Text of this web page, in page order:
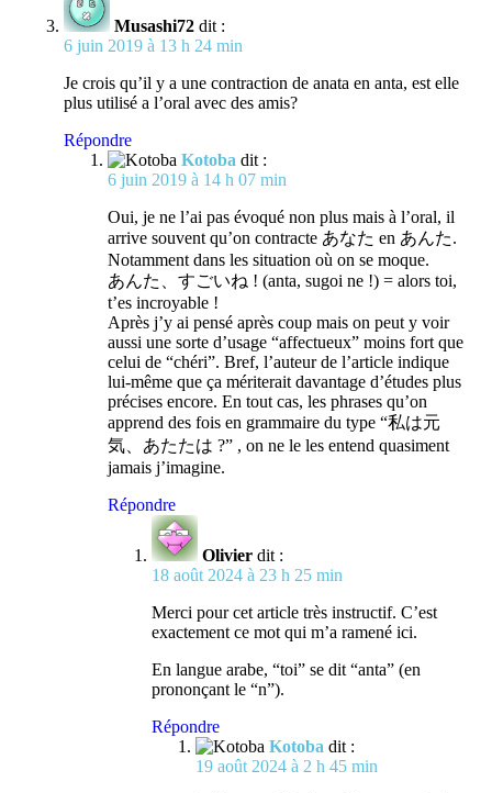
Musashi72 dit :
6 juin 2019 à 13 h 24 min
Je crois qu’il y a une contraction de anata en anta, est elle
plus utilisé a l’oral avec des amis?
Répondre
Kotoba dit :
6 juin 2019 à 14 h 07 min
Oui, je ne l’ai pas évoqué non plus mais à l’oral, il
arrive souvent qu’on contracte あなた en あんた.
Notamment dans les situation où on se moque.
あんた、すごいね ! (anta, sugoi ne !) = alors toi,
t’es incroyable !
Après j’y ai pensé après coup mais on peut y voir
aussi une sorte d’usage “affectueux” moins fort que
celui de “chéri”. Bref, l’auteur de l’article indique
lui-même que ça mériterait davantage d’études plus
précises encore. En tout cas, les phrases qu’on
apprend des fois en grammaire du type “私は元
気、あたたは ?” , on ne le les entend quasiment
jamais j’imagine.
Répondre
Olivier dit :
18 août 2024 à 23 h 25 min
Merci pour cet article très instructif. C’est
exactement ce mot qui m’a ramené ici.
En langue arabe, “toi” se dit “anta” (en
prononçant le “n”).
Répondre
Kotoba dit :
19 août 2024 à 2 h 45 min